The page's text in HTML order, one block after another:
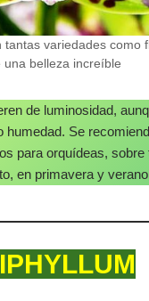
tantas variedades como
una belleza increíble
de luminosidad,
humedad. Se
para orquídeas, sobre
en primavera y